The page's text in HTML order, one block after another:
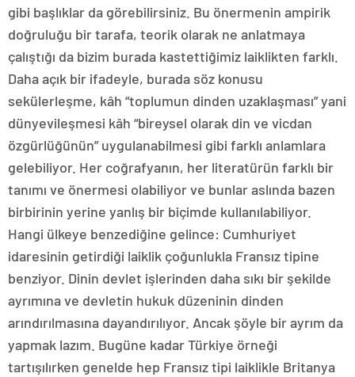
gibi başlıklar da görebilirsiniz. Bu önermenin ampirik
doğruluğu bir tarafa, teorik olarak ne anlatmaya
çalıştığı da bizim burada kastettiğimiz laiklikten farklı.
Daha açık bir ifadeyle, burada söz konusu
sekülerleşme, kâh “toplumun dinden uzaklaşması” yani
dünyevileşmesi kâh “bireysel olarak din ve vicdan
özgürlüğünün” uygulanabilmesi gibi farklı anlamlara
gelebiliyor. Her coğrafyanın, her literatürün farklı bir
tanımı ve önermesi olabiliyor ve bunlar aslında bazen
birbirinin yerine yanlış bir biçimde kullanılabiliyor.
Hangi ülkeye benzediğine gelince: Cumhuriyet
idaresinin getirdiği laiklik çoğunlukla Fransız tipine
benziyor. Dinin devlet işlerinden daha sıkı bir şekilde
ayrımına ve devletin hukuk düzeninin dinden
arındırılmasına dayandırılıyor. Ancak şöyle bir ayrım da
yapmak lazım. Bugüne kadar Türkiye örneği
tartışılırken genelde hep Fransız tipi laiklikle Britanya